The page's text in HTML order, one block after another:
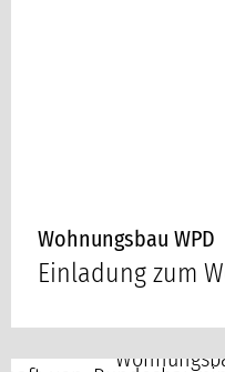
Wohnungsbau WPD
Einladung zum